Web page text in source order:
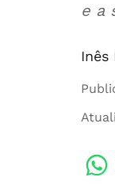
e a
Inês